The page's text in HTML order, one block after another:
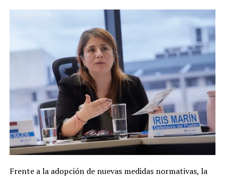
Frente a la adopción de nuevas medidas normativas, la